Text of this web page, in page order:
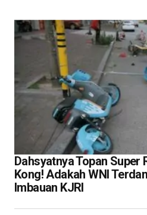
Dahsyatnya Topan Super
Kong! Adakah WNI
Imbauan KJRI